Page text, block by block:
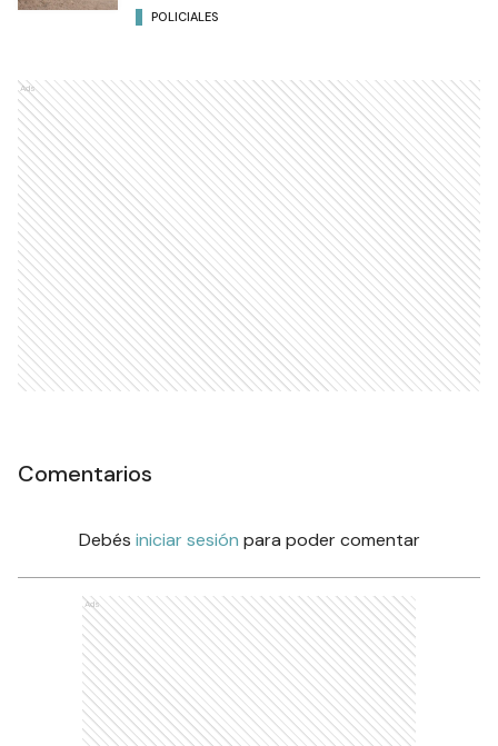
POLICIALES
Ads
Comentarios
Debés iniciar sesión para poder comentar
Ads